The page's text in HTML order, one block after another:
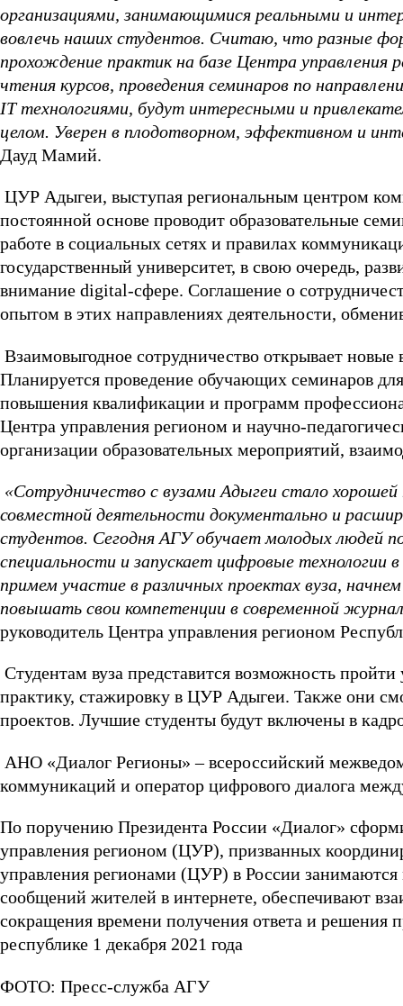
организациями, занимающимися реальными и
вовлечь наших студентов. Считаю, что разные
прохождение практик на базе Центра управления
чтения курсов, проведения семинаров по
IT технологиями, будут интересными и
целом. Уверен в плодотворном, эффективном и
Дауд Мамий.
ЦУР Адыгеи, выступая региональным центром
постоянной основе проводит образовательные
работе в социальных сетях и правилах
государственный университет, в свою очередь,
внимание digital-сфере. Соглашение о
опытом в этих направлениях деятельности,
Взаимовыгодное сотрудничество открывает
Планируется проведение обучающих семинаров
повышения квалификации и программ
Центра управления регионом и научно-
организации образовательных мероприятий,
«Сотрудничество с вузами Адыгеи стало
совместной деятельности документально и
студентов. Сегодня АГУ обучает молодых людей
специальности и запускает цифровые
примем участие в различных проектах вуза,
повышать свои компетенции в современной
руководитель Центра управления регионом
Студентам вуза представится возможность
практику, стажировку в ЦУР Адыгеи. Также они
проектов. Лучшие студенты будут включены в
АНО «Диалог Регионы» – всероссийский
коммуникаций и оператор цифрового диалога
По поручению Президента России «Диалог»
управления регионом (ЦУР), призванных
управления регионами (ЦУР) в России
сообщений жителей в интернете, обеспечивают
сокращения времени получения ответа и решения
республике 1 декабря 2021 года
ФОТО: Пресс-служба АГУ